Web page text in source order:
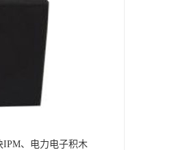
、电力电子积木